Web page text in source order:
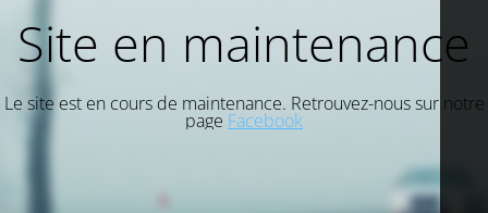
Site en maintenance
Le site est en cours de maintenance. Retrouvez-nous sur notre
page Facebook